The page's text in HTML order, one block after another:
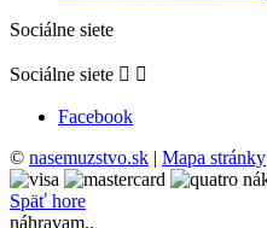
Sociálne siete
Sociálne siete  
Facebook
© nasemuzstvo.sk | Mapa stránky
Späť hore
náhravam..